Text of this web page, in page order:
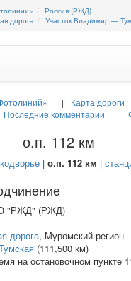
Россия (РЖД)
дорога
Участок Владимир —
Карта дороги
Последние комментарии
о.п. 112 км
| о.п. 112 км |
"РЖД" (РЖД)
дорога, Муромский регион
(111,500 км)
на остановочном пункте